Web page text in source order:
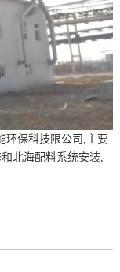
环保科技限公司,主要
北海配料系统安装,